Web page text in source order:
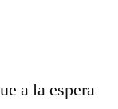
a la espera